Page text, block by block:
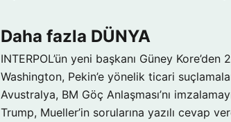
Daha fazla DÜNYA
INTERPOL’ün yeni başkanı Güney Kore’den
Washington, Pekin’e yönelik ticari
Avustralya, BM Göç Anlaşması’nı
Trump, Mueller’in sorularına yazılı cevap